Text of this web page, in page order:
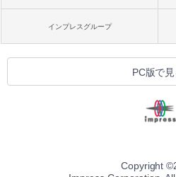
インプレスグループ
PC版で見
Copyright ©